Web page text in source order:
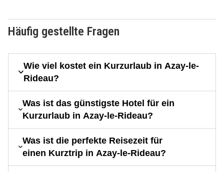
Häufig gestellte Fragen
Wie viel kostet ein Kurzurlaub in Azay-le-
Rideau?
Was ist das günstigste Hotel für ein
Kurzurlaub in Azay-le-Rideau?
Was ist die perfekte Reisezeit für
einen Kurztrip in Azay-le-Rideau?